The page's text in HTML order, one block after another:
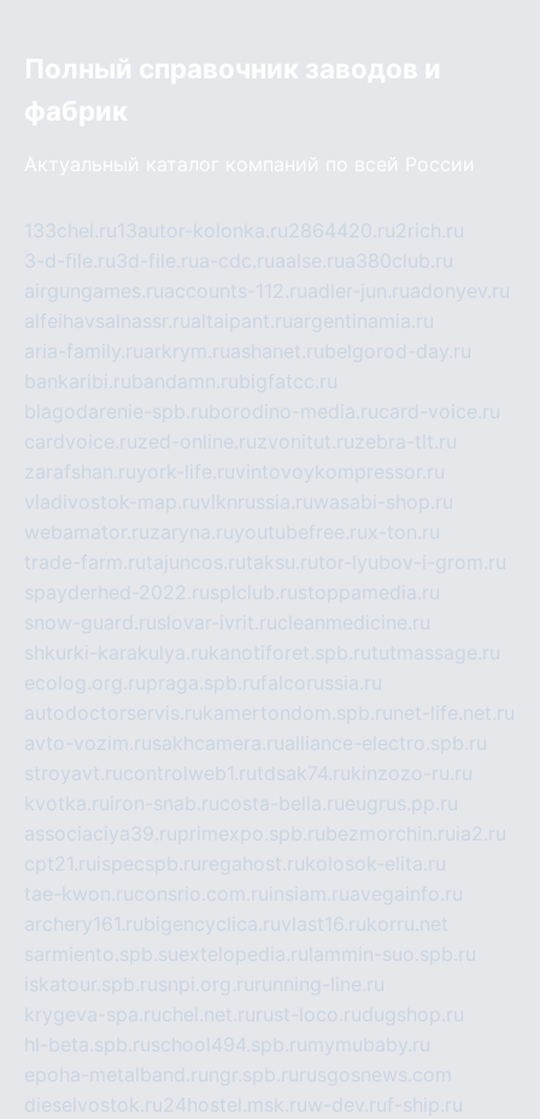
Полный справочник заводов и
фабрик
Актуальный каталог компаний по всей России
133chel.ru13autor-kolonka.ru2864420.ru2rich.ru
3-d-file.ru3d-file.rua-cdc.ruaalse.rua380club.ru
airgungames.ruaccounts-112.ruadler-jun.ruadonyev.ru
alfeihavsalnassr.rualtaipant.ruargentinamia.ru
aria-family.ruarkrym.ruashanet.rubelgorod-day.ru
bankaribi.rubandamn.rubigfatcc.ru
blagodarenie-spb.ruborodino-media.rucard-voice.ru
cardvoice.ruzed-online.ruzvonitut.ruzebra-tlt.ru
zarafshan.ruyork-life.ruvintovoykompressor.ru
vladivostok-map.ruvlknrussia.ruwasabi-shop.ru
webamator.ruzaryna.ruyoutubefree.rux-ton.ru
trade-farm.rutajuncos.rutaksu.rutor-lyubov-i-grom.ru
spayderhed-2022.rusplclub.rustoppamedia.ru
snow-guard.ruslovar-ivrit.rucleanmedicine.ru
shkurki-karakulya.rukanotiforet.spb.rututmassage.ru
ecolog.org.rupraga.spb.rufalcorussia.ru
autodoctorservis.rukamertondom.spb.ru net-life.net.ru
avto-vozim.rusakhcamera.rualliance-electro.spb.ru
stroyavt.rucontrolweb1.rutdsak74.rukinzozo-ru.ru
kvotka.ru iron-snab.rucosta-bella.rueugrus.pp.ru
associaciya39.ruprimexpo.spb.rubezmorchin.ru ia2.ru
cpt21.ru ispecspb.ru regahost.rukolosok-elita.ru
tae-kwon.ruconsrio.com.ru insiam.ruavegainfo.ru
archery161.rubigencyclica.ruvlast16.rukorru.net
sarmiento.spb.suextelopedia.ru lammin-suo.spb.ru
iskatour.spb.rusnpi.org.ru running-line.ru
krygeva-spa.ruchel.net.ru rust-loco.rudugshop.ru
hl-beta.spb.ruschool494.spb.ru mymubaby.ru
epoha-metalband.ru ngr.spb.ru rusgosnews.com
dieselvostok.ru24hostel.msk.ruw-dev.ruf-ship.ru